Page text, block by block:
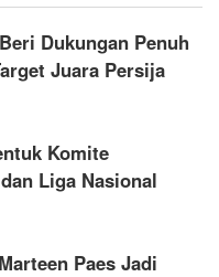
Dukungan Penuh
Juara Persija
Komite
Liga Nasional
Paes Jadi